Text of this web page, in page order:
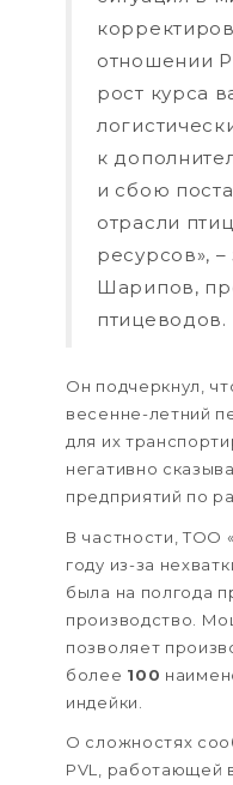
отношении
рост курса
к
и сбою
отрасли
ресурсов», –
Шарипов,
птицеводов.
Он подчеркнул,
весенне-летний
для их
негативно
предприятий по
В частности, ТОО
году из-за
была на полгода
производство.
позволяет
более 100
индейки.
О сложностях
PVL, работающей